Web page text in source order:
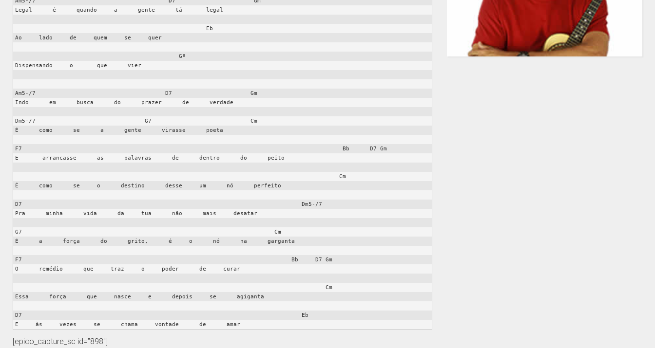
Legal      é      quando     a      gente      tá       legal
Ao     lado     de     quem     se     quer
                                                Gº
Dispensando     o       que      vier
Am5-/7                                      D7                       Gm
Indo      em      busca      do      prazer      de      verdade
Dm5-/7                                G7                             Cm
É      como      se      a      gente      virasse      poeta
F7                                                                                              Bb      D7 Gm
E       arrancasse      as      palavras      de      dentro      do      peito
                                                                                               Cm
É      como      se     o      destino      desse     um      nó      perfeito
D7                                                                                  Dm5-/7
Pra      minha      vida      da     tua      não      mais     desatar
G7                                                                          Cm
É      a      força      do      grito,      é     o      nó      na      garganta
F7                                                                               Bb     D7 Gm
O      remédio      que     traz     o     poder      de     curar
                                                                                           Cm
Essa      força      que     nasce     e      depois     se      agiganta
D7                                                                                  Eb
[epico_capture_sc id=”898″]